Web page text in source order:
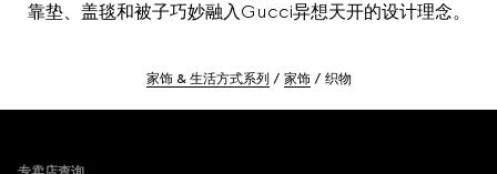
靠垫、盖毯和被子巧妙融入Gucci异想天开的设计理念。
家饰 & 生活方式系列 家饰 织物